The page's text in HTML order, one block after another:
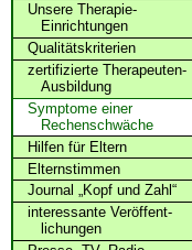
Unsere Therapie-
Einrichtungen
Qualitätskriterien
zertifizierte Therapeuten-
Ausbildung
Symptome einer
Rechenschwäche
Hilfen für Eltern
Elternstimmen
Journal „Kopf und Zahl“
interessante Veröffent­
lichungen